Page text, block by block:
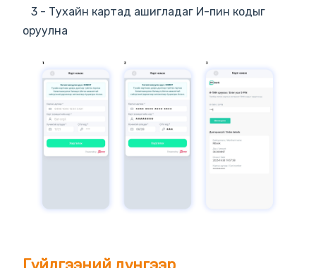
3 - Тухайн картад ашигладаг И-пин кодыг
оруулна